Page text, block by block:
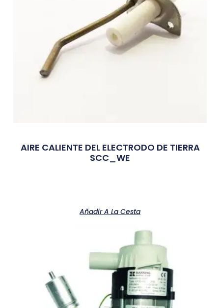
AIRE CALIENTE DEL ELECTRODO DE TIERRA
SCC_WE
Añadir A La Cesta